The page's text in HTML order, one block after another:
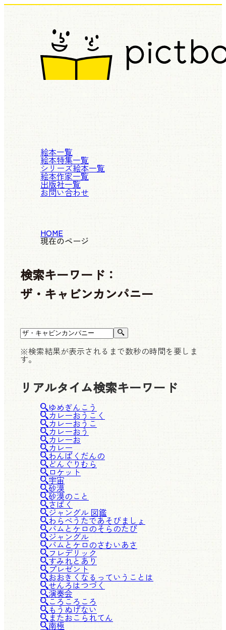
絵本一覧
絵本特集一覧
シリーズ絵本一覧
絵本作家一覧
出版社一覧
お問い合わせ
HOME
現在のページ
検索キーワード：
ザ・キャビンカンパニー
※検索結果が表示されるまで数秒の時間を要しま
す。
リアルタイム検索キーワード
ゆめぎんこう
カレーおうこく
カレーおうこ
カレーおう
カレーお
カレー
わんぱくだんの
どんぐりむら
ロケット
宇宙
砂漠
砂漠のこと
さばく
ジャングル 図鑑
わらべうたであそびましょ
バムとケロのそらのたび
ジャングル
バムとケロのさむいあさ
フレデリック
すみれとあり
プレゼント
おおきくなるっていうことは
せんろはつづく
演奏会
ころころころ
もうぬげない
またおこられてん
南極